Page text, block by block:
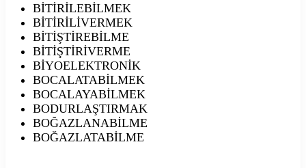
BİTİRİLEBİLMEK
BİTİRİLİVERMEK
BİTİŞTİREBİLME
BİTİŞTİRİVERME
BİYOELEKTRONİK
BOCALATABİLMEK
BOCALAYABİLMEK
BODURLAŞTIRMAK
BOĞAZLANABİLME
BOĞAZLATABİLME